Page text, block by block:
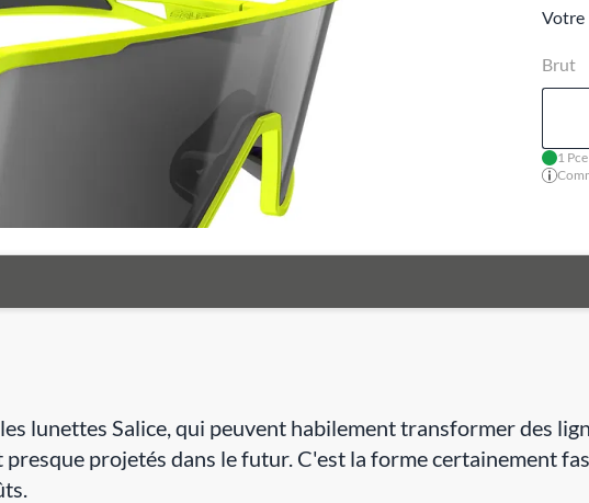
Votre
Brut
1
lunettes Salice, qui peuvent habilement transformer des
projetés dans le futur. C'est la forme certainement